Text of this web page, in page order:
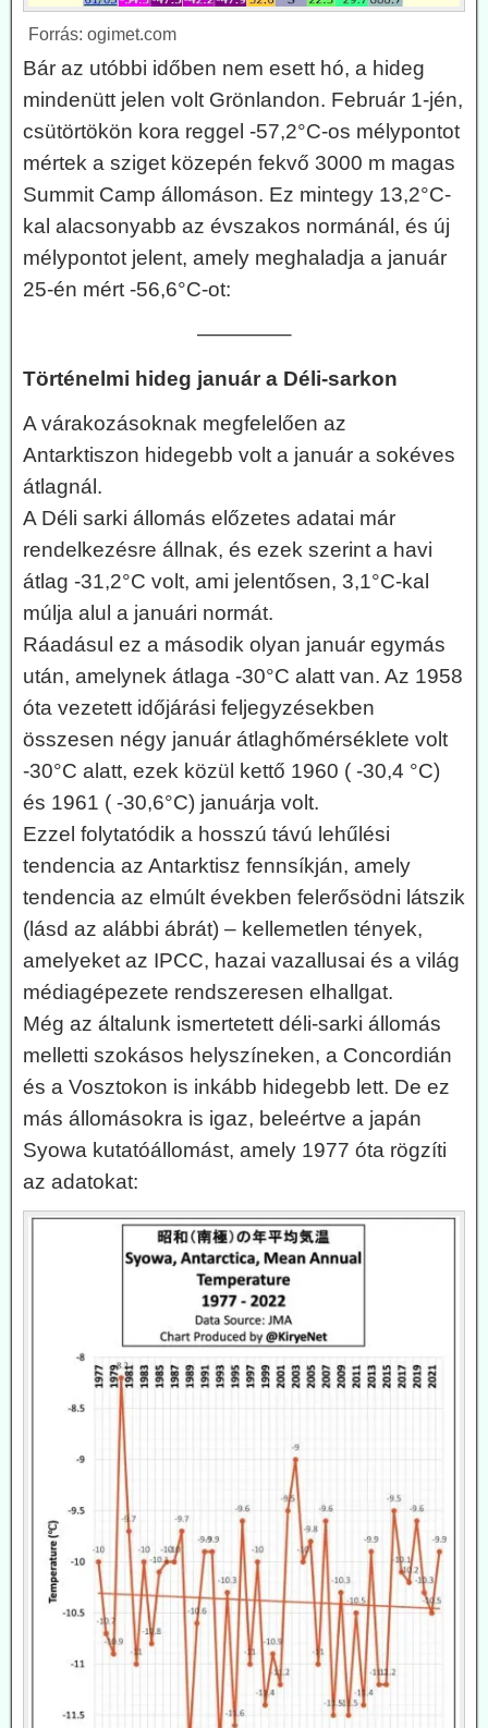
Forrás: ogimet.com
Bár az utóbbi időben nem esett hó, a hideg
mindenütt jelen volt Grönlandon. Február 1-jén,
csütörtökön kora reggel -57,2°C-os mélypontot
mértek a sziget közepén fekvő 3000 m magas
Summit Camp állomáson. Ez mintegy 13,2°C-
kal alacsonyabb az évszakos normánál, és új
mélypontot jelent, amely meghaladja a január
25-én mért -56,6°C-ot:
————–
Történelmi hideg január a Déli-sarkon
A várakozásoknak megfelelően az
Antarktiszon hidegebb volt a január a sokéves
átlagnál.
A Déli sarki állomás előzetes adatai már
rendelkezésre állnak, és ezek szerint a havi
átlag -31,2°C volt, ami jelentősen, 3,1°C-kal
múlja alul a januári normát.
Ráadásul ez a második olyan január egymás
után, amelynek átlaga -30°C alatt van. Az 1958
óta vezetett időjárási feljegyzésekben
összesen négy január átlaghőmérséklete volt
-30°C alatt, ezek közül kettő 1960 ( -30,4 °C)
és 1961 ( -30,6°C) januárja volt.
Ezzel folytatódik a hosszú távú lehűlési
tendencia az Antarktisz fennsíkján, amely
tendencia az elmúlt években felerősödni látszik
(lásd az alábbi ábrát) – kellemetlen tények,
amelyeket az IPCC, hazai vazallusai és a világ
médiagépezete rendszeresen elhallgat.
Még az általunk ismertetett déli-sarki állomás
melletti szokásos helyszíneken, a Concordián
és a Vosztokon is inkább hidegebb lett. De ez
más állomásokra is igaz, beleértve a japán
Syowa kutatóállomást, amely 1977 óta rögzíti
az adatokat: